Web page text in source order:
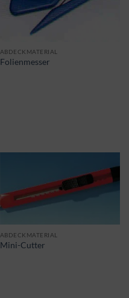
ABDECKMATERIAL
Folienmesser
ABDECKMATERIAL
Mini-Cutter